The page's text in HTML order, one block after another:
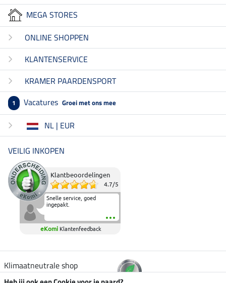
MEGA STORES
ONLINE SHOPPEN
KLANTENSERVICE
KRAMER PAARDENSPORT
1 Vacatures Groei met ons mee
NL | EUR
VEILIG INKOPEN
Klantbeoordelingen
4.7/5
Snelle service, goed
ingepakt.
eKomi Klantenfeedback
Klimaatneutrale shop